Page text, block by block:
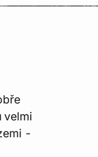
velmi
-